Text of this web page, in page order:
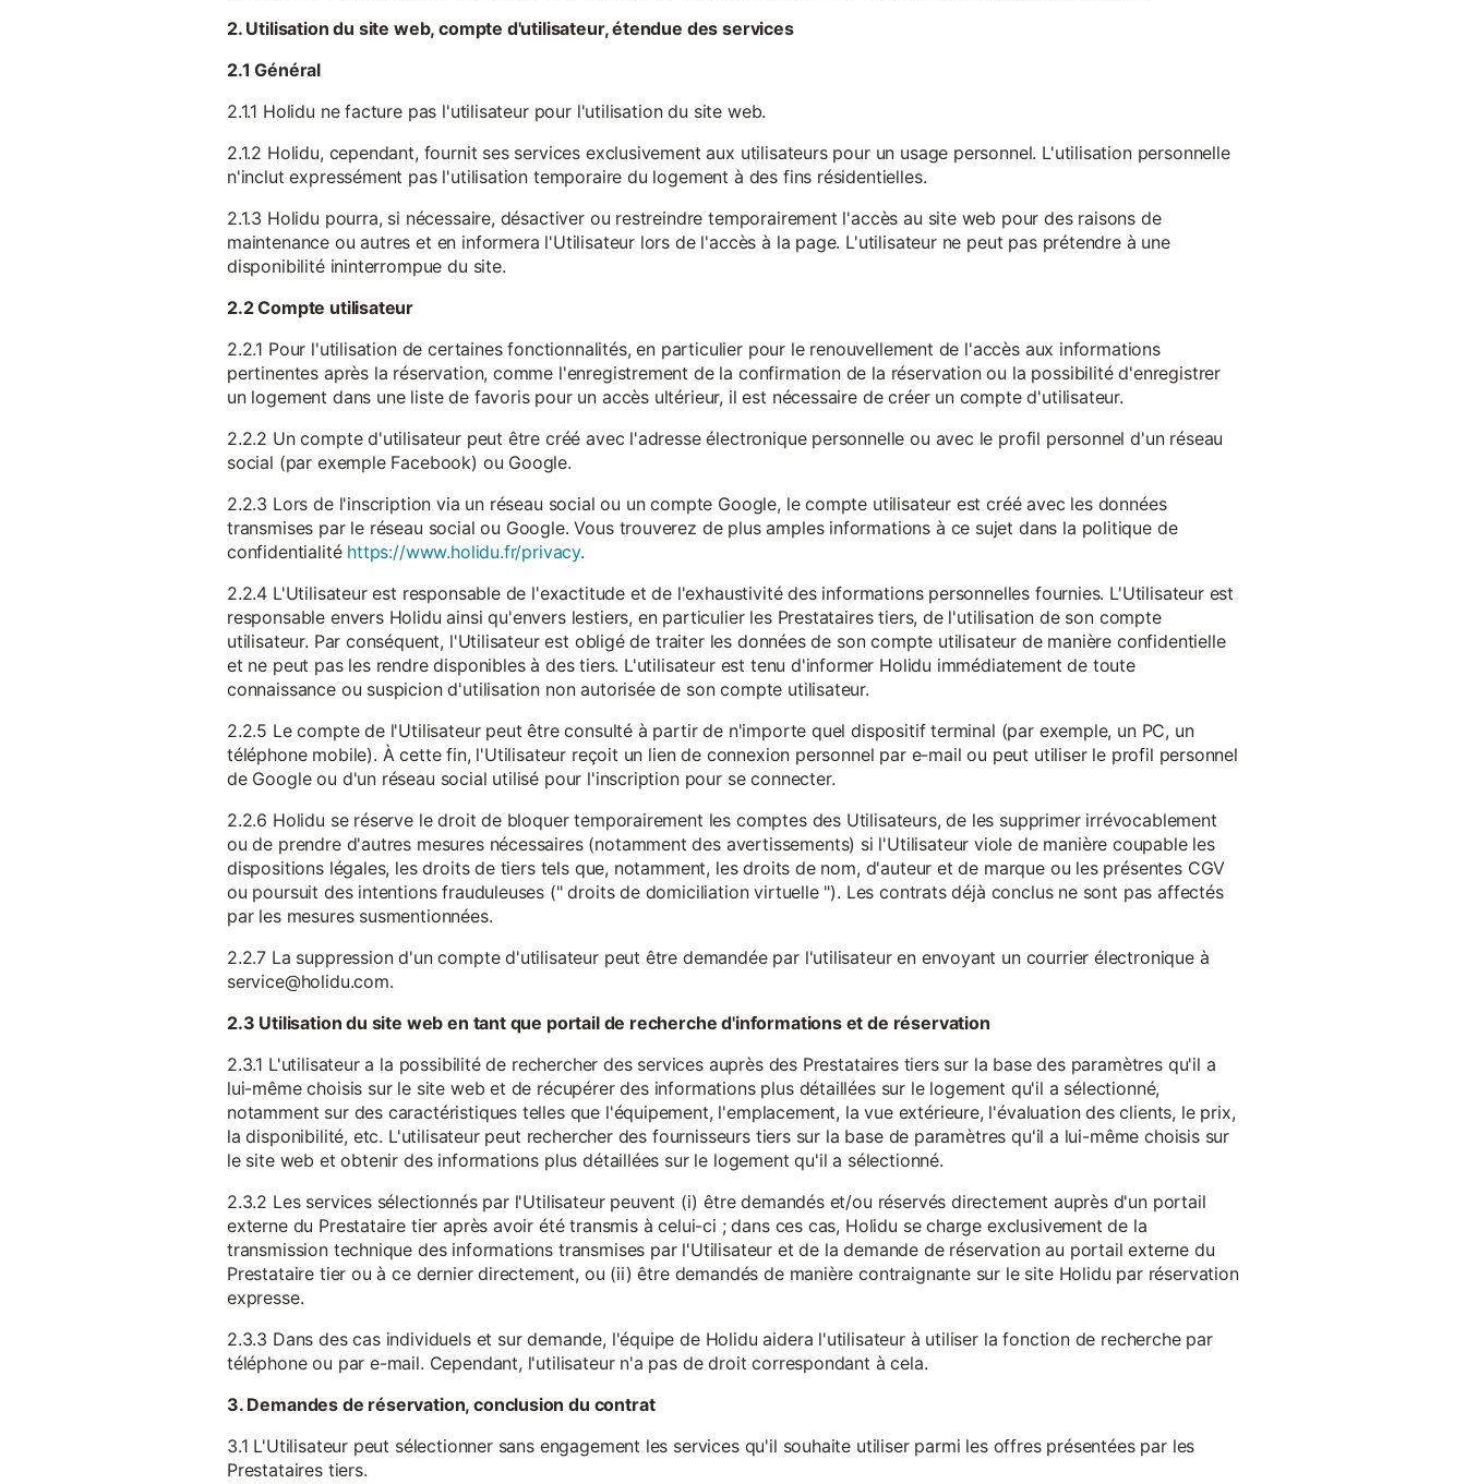
2. Utilisation du site web, compte d'utilisateur, étendue des services
2.1 Général
2.1.1 Holidu ne facture pas l'utilisateur pour l'utilisation du site web.
2.1.2 Holidu, cependant, fournit ses services exclusivement aux utilisateurs pour un usage personnel. L'utilisation personnelle
n'inclut expressément pas l'utilisation temporaire du logement à des fins résidentielles.
2.1.3 Holidu pourra, si nécessaire, désactiver ou restreindre temporairement l'accès au site web pour des raisons de
maintenance ou autres et en informera l'Utilisateur lors de l'accès à la page. L'utilisateur ne peut pas prétendre à une
disponibilité ininterrompue du site.
2.2 Compte utilisateur
2.2.1 Pour l'utilisation de certaines fonctionnalités, en particulier pour le renouvellement de l'accès aux informations
pertinentes après la réservation, comme l'enregistrement de la confirmation de la réservation ou la possibilité d'enregistrer
un logement dans une liste de favoris pour un accès ultérieur, il est nécessaire de créer un compte d'utilisateur.
2.2.2 Un compte d'utilisateur peut être créé avec l'adresse électronique personnelle ou avec le profil personnel d'un réseau
social (par exemple Facebook) ou Google.
2.2.3 Lors de l'inscription via un réseau social ou un compte Google, le compte utilisateur est créé avec les données
transmises par le réseau social ou Google. Vous trouverez de plus amples informations à ce sujet dans la politique de
confidentialité https://www.holidu.fr/privacy.
2.2.4 L'Utilisateur est responsable de l'exactitude et de l'exhaustivité des informations personnelles fournies. L'Utilisateur est
responsable envers Holidu ainsi qu'envers lestiers, en particulier les Prestataires tiers, de l'utilisation de son compte
utilisateur. Par conséquent, l'Utilisateur est obligé de traiter les données de son compte utilisateur de manière confidentielle
et ne peut pas les rendre disponibles à des tiers. L'utilisateur est tenu d'informer Holidu immédiatement de toute
connaissance ou suspicion d'utilisation non autorisée de son compte utilisateur.
2.2.5 Le compte de l'Utilisateur peut être consulté à partir de n'importe quel dispositif terminal (par exemple, un PC, un
téléphone mobile). À cette fin, l'Utilisateur reçoit un lien de connexion personnel par e-mail ou peut utiliser le profil personnel
de Google ou d'un réseau social utilisé pour l'inscription pour se connecter.
2.2.6 Holidu se réserve le droit de bloquer temporairement les comptes des Utilisateurs, de les supprimer irrévocablement
ou de prendre d'autres mesures nécessaires (notamment des avertissements) si l'Utilisateur viole de manière coupable les
dispositions légales, les droits de tiers tels que, notamment, les droits de nom, d'auteur et de marque ou les présentes CGV
ou poursuit des intentions frauduleuses (" droits de domiciliation virtuelle "). Les contrats déjà conclus ne sont pas affectés
par les mesures susmentionnées.
2.2.7 La suppression d'un compte d'utilisateur peut être demandée par l'utilisateur en envoyant un courrier électronique à
service@holidu.com.
2.3 Utilisation du site web en tant que portail de recherche d'informations et de réservation
2.3.1 L'utilisateur a la possibilité de rechercher des services auprès des Prestataires tiers sur la base des paramètres qu'il a
lui-même choisis sur le site web et de récupérer des informations plus détaillées sur le logement qu'il a sélectionné,
notamment sur des caractéristiques telles que l'équipement, l'emplacement, la vue extérieure, l'évaluation des clients, le prix,
la disponibilité, etc. L'utilisateur peut rechercher des fournisseurs tiers sur la base de paramètres qu'il a lui-même choisis sur
le site web et obtenir des informations plus détaillées sur le logement qu'il a sélectionné.
2.3.2 Les services sélectionnés par l'Utilisateur peuvent (i) être demandés et/ou réservés directement auprès d'un portail
externe du Prestataire tier après avoir été transmis à celui-ci ; dans ces cas, Holidu se charge exclusivement de la
transmission technique des informations transmises par l'Utilisateur et de la demande de réservation au portail externe du
Prestataire tier ou à ce dernier directement, ou (ii) être demandés de manière contraignante sur le site Holidu par réservation
expresse.
2.3.3 Dans des cas individuels et sur demande, l'équipe de Holidu aidera l'utilisateur à utiliser la fonction de recherche par
téléphone ou par e-mail. Cependant, l'utilisateur n'a pas de droit correspondant à cela.
3. Demandes de réservation, conclusion du contrat
3.1 L'Utilisateur peut sélectionner sans engagement les services qu'il souhaite utiliser parmi les offres présentées par les
Prestataires tiers.